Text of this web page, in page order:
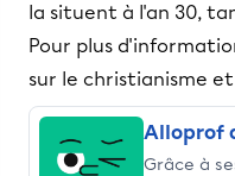
la situent à l'an 30,
Pour plus
sur le christianisme
Alloprof
Grâce à